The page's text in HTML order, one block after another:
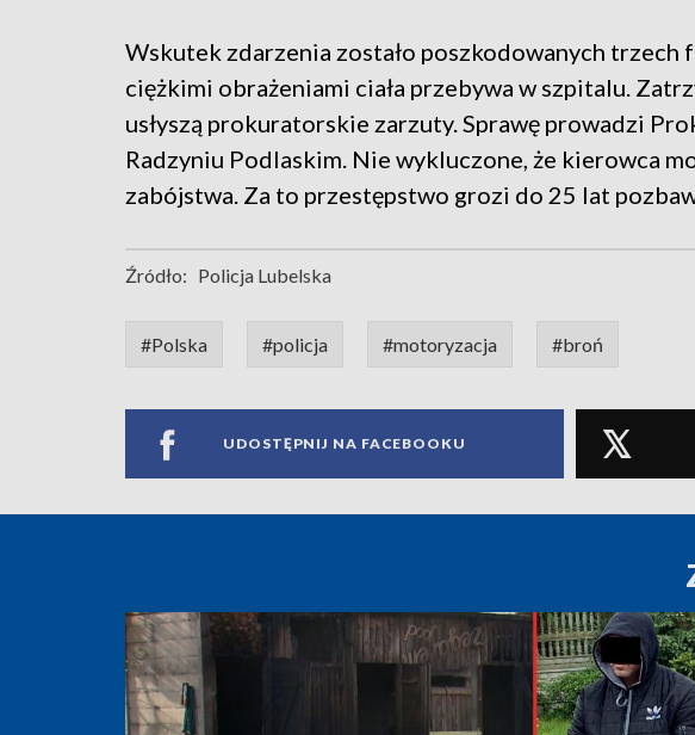
Wskutek zdarzenia zostało poszkodowanych trzech
ciężkimi obrażeniami ciała przebywa w szpitalu.
usłyszą prokuratorskie zarzuty. Sprawę prowadzi
Radzyniu Podlaskim. Nie wykluczone, że kierowca
zabójstwa. Za to przestępstwo grozi do 25 lat
Źródło: Policja Lubelska
#Polska #policja #motoryzacja #broń
UDOSTĘPNIJ NA FACEBOOKU